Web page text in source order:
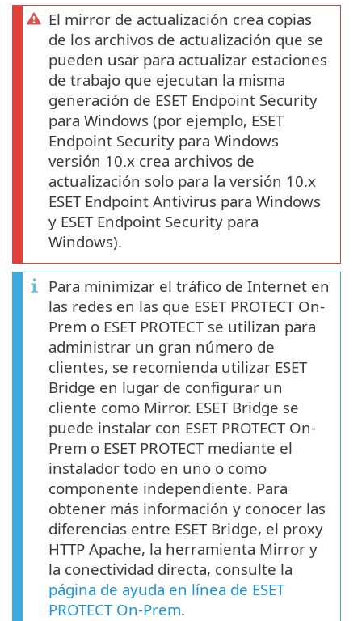
El mirror de actualización crea copias
de los archivos de actualización que se
pueden usar para actualizar estaciones
de trabajo que ejecutan la misma
generación de ESET Endpoint Security
para Windows (por ejemplo, ESET
Endpoint Security para Windows
versión 10.x crea archivos de
actualización solo para la versión 10.x
ESET Endpoint Antivirus para Windows
y ESET Endpoint Security para
Windows).
Para minimizar el tráfico de Internet en
las redes en las que ESET PROTECT On-
Prem o ESET PROTECT se utilizan para
administrar un gran número de
clientes, se recomienda utilizar ESET
Bridge en lugar de configurar un
cliente como Mirror. ESET Bridge se
puede instalar con ESET PROTECT On-
Prem o ESET PROTECT mediante el
instalador todo en uno o como
componente independiente. Para
obtener más información y conocer las
diferencias entre ESET Bridge, el proxy
HTTP Apache, la herramienta Mirror y
la conectividad directa, consulte la
página de ayuda en línea de ESET
PROTECT On-Prem.